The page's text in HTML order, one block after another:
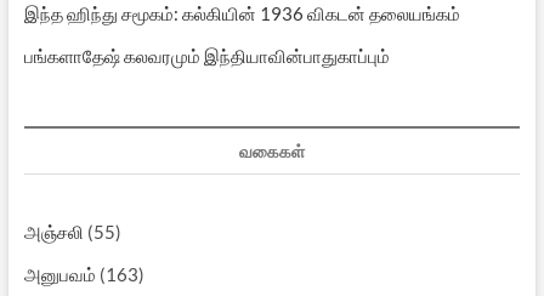
இந்த ஹிந்து சமூகம்: கல்கியின் 1936 விகடன் தலையங்கம்
பங்களாதேஷ் கலவரமும் இந்தியாவின்பாதுகாப்பும்
வகைகள்
அஞ்சலி (55)
அனுபவம் (163)